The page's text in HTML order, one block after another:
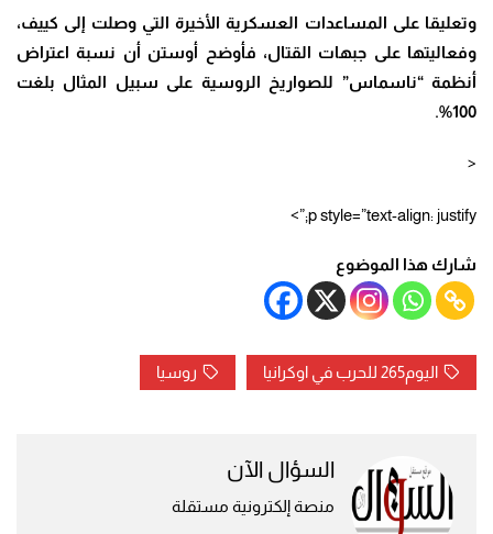
وتعليقا على المساعدات العسكرية الأخيرة التي وصلت إلى كييف،
وفعاليتها على جبهات القتال، فأوضح أوستن أن نسبة اعتراض
أنظمة “ناسماس” للصواريخ الروسية على سبيل المثال بلغت
100
%
.
<
p style=”text-align: justify;”>
شارك هذا الموضوع
اليوم265 للحرب في اوكرانيا روسيا
السؤال الآن
منصة إلكترونية مستقلة